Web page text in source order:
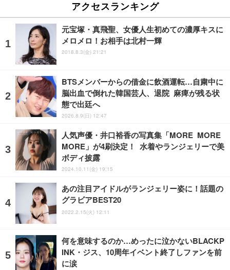
アクセスランキング
元宝塚・真飛聖、女優人生初めての濃厚キスに
メロメロ！お相手は北村一輝
2018.8.3(金) 21:21
BTSメンバーからの借金に飲酒運転…自粛中に
脳出血で倒れた韓国芸人、退院 麻痺が残る状
態で出廷へ
2026.8.9(日) 12:47
人気声優・井口裕香の写真集「MORE MORE
MORE」が4刷決定！ 水着やランジェリーで美
ボディ披露
2024.10.11(金) 19:15
あの注目アイドルがランジェリー姿に！話題の
グラビアBEST20
2022.2.15(火) 12:11
何を意味するのか…めったに泣かないBLACKP
INK・ジス、10周年イベント終了しファンを前
に涙